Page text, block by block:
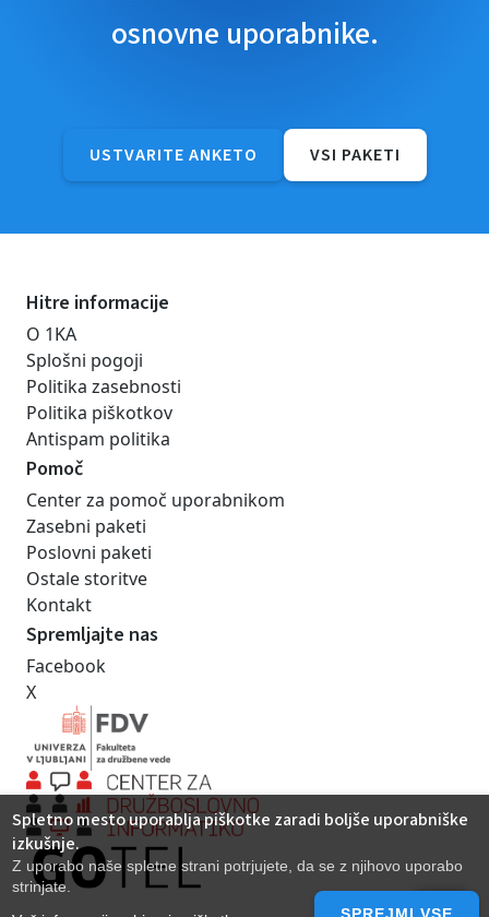
osnovne uporabnike.
USTVARITE ANKETO VSI PAKETI
Hitre informacije
O 1KA
Splošni pogoji
Politika zasebnosti
Politika piškotkov
Antispam politika
Pomoč
Center za pomoč uporabnikom
Zasebni paketi
Poslovni paketi
Ostale storitve
Kontakt
Spremljajte nas
Facebook
X
Spletno mesto uporablja piškotke zaradi boljše uporabniške
izkušnje.
Z uporabo naše spletne strani potrjujete, da se z njihovo uporabo
strinjate.